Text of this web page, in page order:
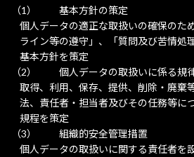
基本方針の策定
個人データの適正な取扱いの確保のた
ライン等の遵守」、「質問及び苦情処
基本方針を策定
個人データの取扱いに係る規
取得、利用、保存、提供、削除・廃棄
法、責任者・担当者及びその任務等に
規程を策定
組織的安全管理措置
個人データの取扱いに関する責任者を